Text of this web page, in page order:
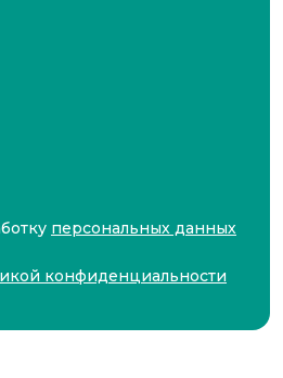
персональных данных
конфиденциальности